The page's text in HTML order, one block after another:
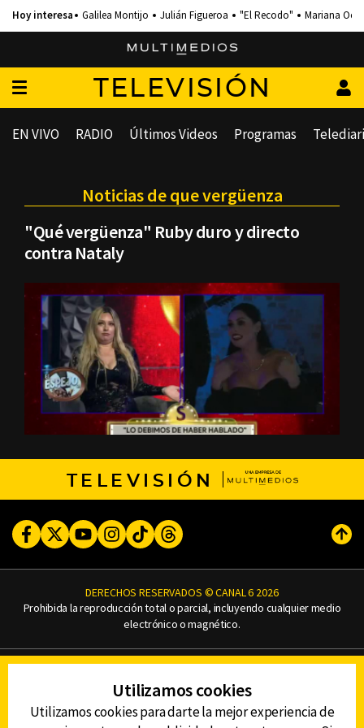
Galilea Montijo Julián Figueroa "El Recodo" Mariana
TELEVISIÓN
EN VIVO RADIO Últimos Videos Programas
Noticias de que vergüenza
"Qué vergüenza" Ruby duro y directo
contra Nataly
TELEVISIÓN
FacebookTwitterYoutubeInstagram
TikTokThreads
DERECHOS RESERVADOS © CANAL 6 2026
Prohibida la reproducción total o parcial, incluyendo cualquier medio
electrónico o magnético.
AVISO DE PRIVACIDAD
DEFENSORÍA DE LAS AUDIENCIAS
Utilizamos cookies
Utilizamos cookies para darte la mejor experiencia de